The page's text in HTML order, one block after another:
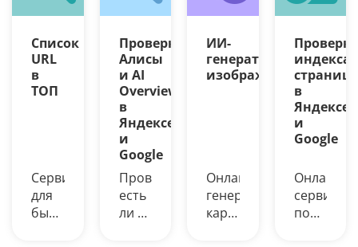
Список
URL
в
ТОП
Сервис
для
быстрой
Проверка
Алисы
и AI
Overview
в
Яндексе
и
Google
Проверьте,
есть
ли в
ИИ-
генератор
изображений
Онлайн-
генерация
картинок
Проверка
страниц
в
Яндексе
и
Google
Онлайн-
сервис
поможет